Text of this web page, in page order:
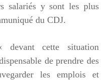
salariés y sont les plus
du CDJ.
cette situation
de prendre des
les emplois et